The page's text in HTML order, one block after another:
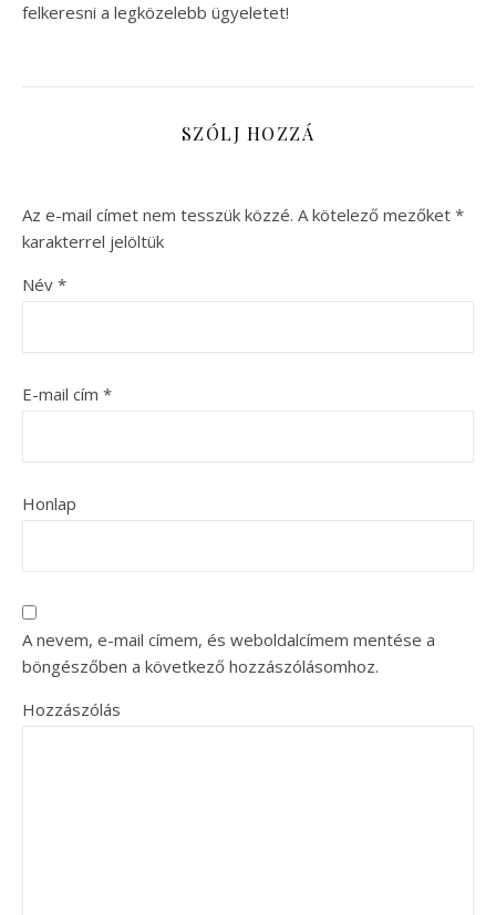
felkeresni a legközelebb ügyeletet!
SZÓLJ HOZZÁ
Az e-mail címet nem tesszük közzé. A kötelező mezőket *
karakterrel jelöltük
Név *
E-mail cím *
Honlap
A nevem, e-mail címem, és weboldalcímem mentése a
böngészőben a következő hozzászólásomhoz.
Hozzászólás